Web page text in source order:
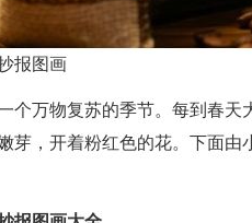
报图画
个万物复苏的季节。每到春
芽，开着粉红色的花。下面